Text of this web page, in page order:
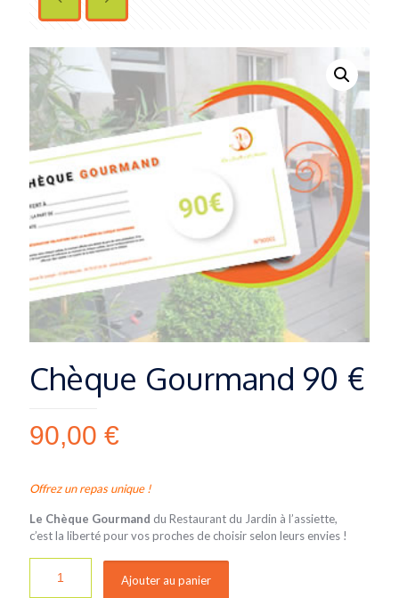
Chèque Gourmand 90 €
90,00 €
Offrez un repas unique !
Le Chèque Gourmand du Restaurant du Jardin à l’assiette,
c’est la liberté pour vos proches de choisir selon leurs envies !
Ajouter au panier